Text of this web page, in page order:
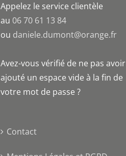
Appelez le service clientèle
au 06 70 61 13 84
ou daniele.dumont@orange.fr
Avez-vous vérifié de ne pas avoir
ajouté un espace vide à la fin de
votre mot de passe ?
Contact